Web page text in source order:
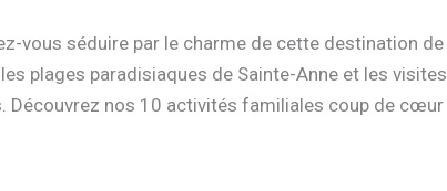
vous séduire par le charme de cette destination de
plages paradisiaques de Sainte-Anne et les visites
Découvrez nos 10 activités familiales coup de cœur